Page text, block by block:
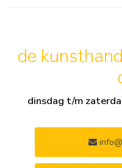
de
dinsdag t/m